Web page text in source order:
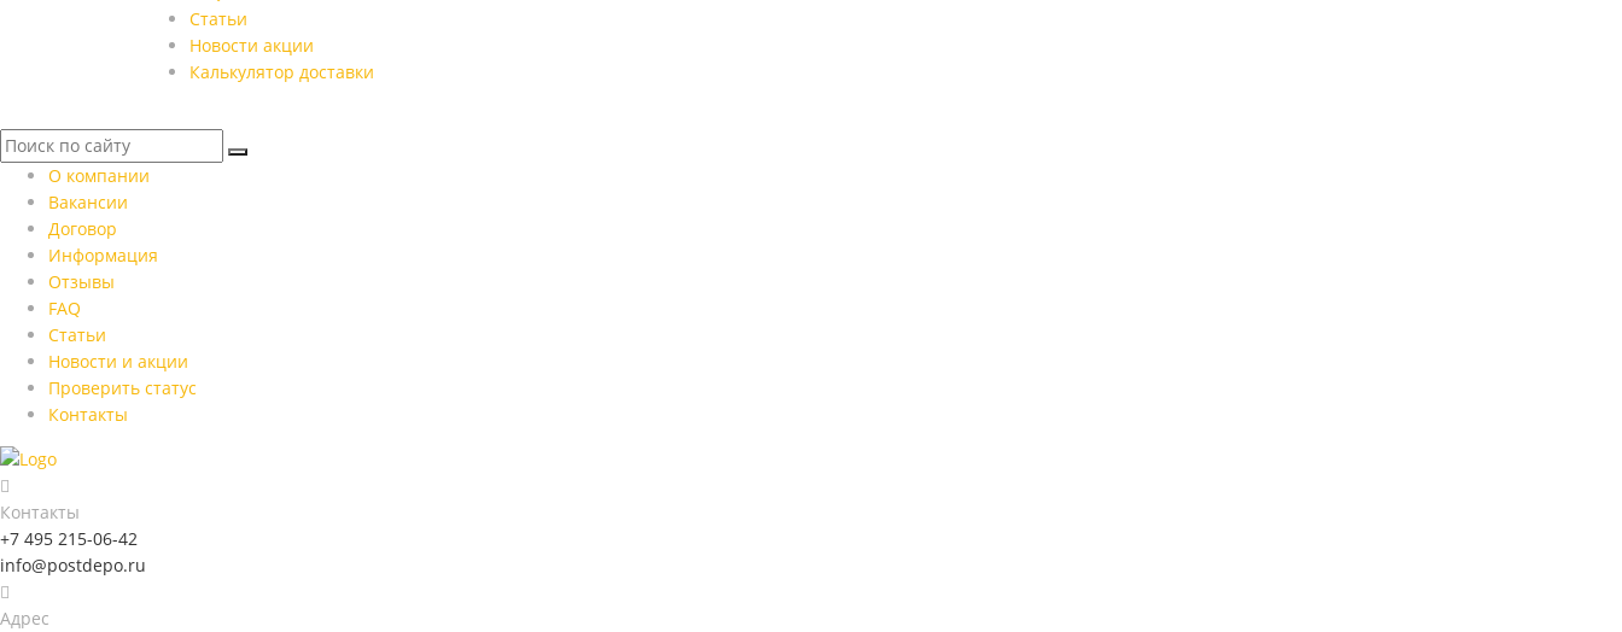
Статьи
Новости акции
Калькулятор доставки
О компании
Вакансии
Договор
Информация
Отзывы
FAQ
Статьи
Новости и акции
Проверить статус
Контакты
Контакты
+7 495 215-06-42
info@postdepo.ru
Адрес